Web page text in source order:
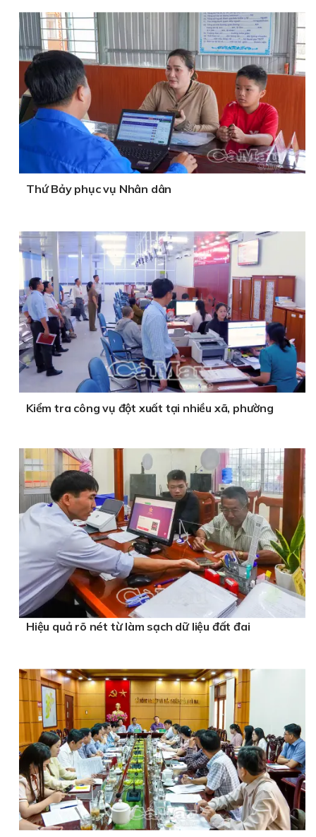
Thứ Bảy phục vụ Nhân dân
Kiểm tra công vụ đột xuất tại nhiều xã, phường
Hiệu quả rõ nét từ làm sạch dữ liệu đất đai